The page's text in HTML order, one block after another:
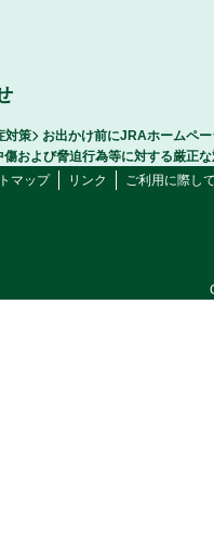
対策
お出かけ前にJRAホームペ
および脅迫行為等に対する厳正
マップ リンク ご利用に際し